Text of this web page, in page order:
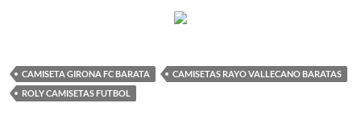
CAMISETA GIRONA FC BARATA
CAMISETAS RAYO VALLECANO BARATAS
ROLY CAMISETAS FUTBOL